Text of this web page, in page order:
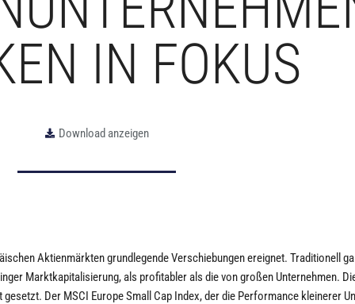
IN FOKUS
Download anzeigen
Aktienmärkten grundlegende Verschiebungen ereignet. Traditionell
Marktkapitalisierung, als profitabler als die von großen Unternehmen.
Der MSCI Europe Small Cap Index, der die Performance kleinerer